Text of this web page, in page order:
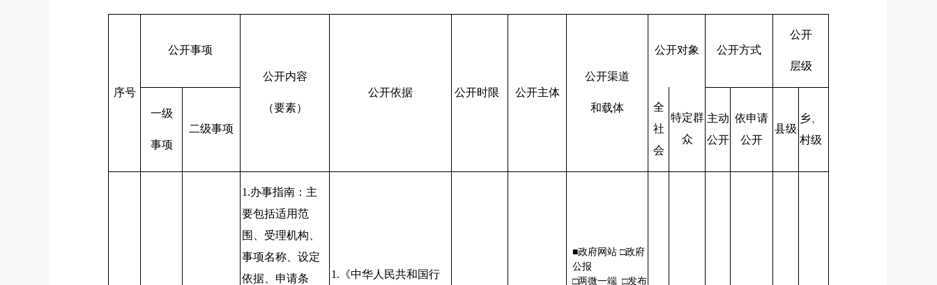
序号
公开事项
公开内容
（要素）
公开依据 公开时限 公开主体
公开渠道
和载体
公开对象 公开方式
公开
层级
一级
事项
二级事项
全
社
会
特定群
众
主动
公开
依申请
公开
县级
乡、
村级
1.办事指南：主
要包括适用范
围、受理机构、
事项名称、设定
依据、申请条
1. 《中华人民共和国行
■政府网站 □政府
公报
□两微一端 □发布